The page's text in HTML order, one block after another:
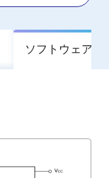
ソフトウェア／